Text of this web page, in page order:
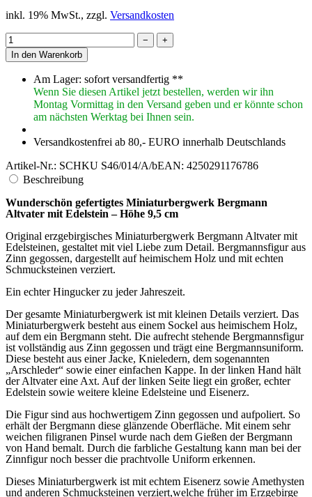
52,28 €
inkl. 19% MwSt., zzgl.Versandkosten
In den Warenkorb
Am Lager: sofort versandfertig **
Wenn Sie diesen Artikel jetzt bestellen, werden wir ihn
am nächsten Werktag bei Ihnen sein.
Versandkostenfrei ab 80,- EURO innerhalb Deutschlands
Beschreibung
Wunderschön gefertigte s Miniaturbergwerk Bergmann
AltvatermitEdelstein–Höhe 9,5cm
Original erzgebirgisches Miniaturbergwerk BergmannAltvatermit
Edelsteinen, gestaltet mit viel Liebe zum Detail. Bergmannsfigur aus
Zinn gegossen,dargestellt auf heimischem Holz und mit echten
Schmucksteinen verziert.
Ein echter Hingucker zu jeder Jahreszeit.
Der gesamteMiniaturbergwerkist mit kleinen Details verziert. Das
Miniaturbergwerkbesteht aus einemSockel aus heimischem Holz,
auf dem ein Bergmann steht. Dieaufrecht stehendeBergmannsfigur
ist vollständig aus Zinn gegossenund trägteine Bergmannsuniform.
Diese besteht aus einer Jacke, Knieledern, dem sogenannten
„Arschleder“ sowieeiner einfachen Kappe.In der linken Hand hält
der Altvater eine Axt.Auf der linken Seite liegt ein großer, echter
Edelstein sowie weitere kleine Edelsteine und Eisenerz.
Die Figur sind aus hochwertigem Zinn gegossen und aufpoliert. So
erhält der Bergmann diese glänzende Oberfläche. Mit einem sehr
weichen filigranen Pinsel wurde nach dem Gießen der Bergmann
von Hand bemalt. Durch die farbliche Gestaltung kann man bei der
Zinnfigur noch besser die prachtvolle Uniform erkennen.